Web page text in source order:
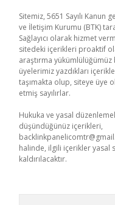
Sitemiz, 5651 Sayılı Kanun
ve İletişim Kurumu (BTK)
Sağlayıcı olarak hizmet
sitedeki içerikleri proaktif
araştırma
üyelerimiz yazdıkları
taşımakta olup, siteye üye
etmiş sayılırlar.
Hukuka ve yasal
düşündüğünüz içerikleri,
halinde, ilgili içerikler yasal
kaldırılacaktır.